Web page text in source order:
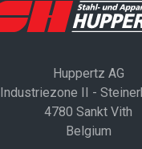
Huppertz AG
Industriezone II -
4780 Sankt Vith
Belgium